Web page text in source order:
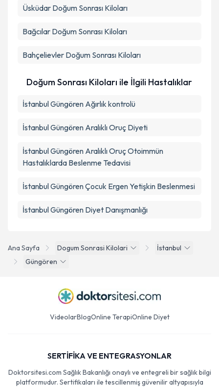
Ana Sayfa Dogum Sonrasi Kilolari
İstanbul
Güngören
Üsküdar Doğum Sonrası Kiloları
Bağcılar Doğum Sonrası Kiloları
Bahçelievler Doğum Sonrası Kiloları
Doğum Sonrası Kiloları ile İlgili Hastalıklar
İstanbul Güngören Ağırlık kontrolü
İstanbul Güngören Aralıklı Oruç Diyeti
İstanbul Güngören Aralıklı Oruç Otoimmün
Hastalıklarda Beslenme Tedavisi
İstanbul Güngören Çocuk Ergen Yetişkin Beslenmesi
İstanbul Güngören Diyet Danışmanlığı
VideolarBlogOnline TerapiOnline Diyet
SERTİFİKA VE ENTEGRASYONLAR
Doktorsitesi.com Sağlık Bakanlığı onaylı ve entegreli bir sağlık bilgi
platformudur. Sertifikaları ile tescillenmiş güvenilir altyapısıyla